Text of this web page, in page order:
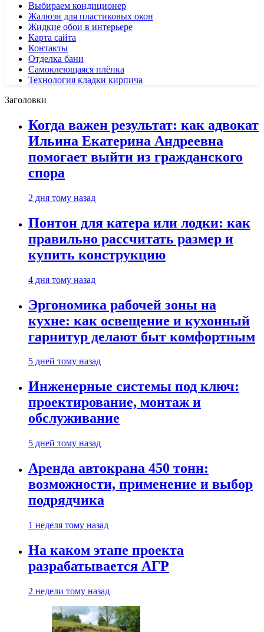
Выбираем кондиционер
Жалюзи для пластиковых окон
Жидкие обои в интерьере
Карта сайта
Контакты
Отделка бани
Самоклеющаяся плёнка
Технология кладки кирпича
Заголовки
Когда важен результат: как адвокат
Ильина Екатерина Андреевна
помогает выйти из гражданского
спора
2 дня тому назад
Понтон для катера или лодки: как
правильно рассчитать размер и
купить конструкцию
4 дня тому назад
Эргономика рабочей зоны на
кухне: как освещение и кухонный
гарнитур делают быт комфортным
5 дней тому назад
Инженерные системы под ключ:
проектирование, монтаж и
обслуживание
5 дней тому назад
Аренда автокрана 450 тонн:
возможности, применение и выбор
подрядчика
1 неделя тому назад
На каком этапе проекта
разрабатывается АГР
2 недели тому назад